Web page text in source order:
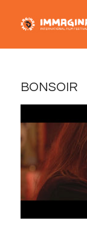
BONSOIR